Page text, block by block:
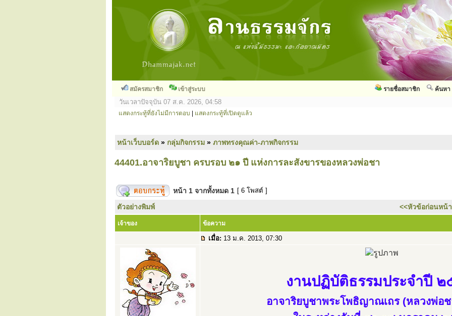
สมัครสมาชิก เข้าสู่ระบบ ค้นหา
รายชื่อสมาชิก
วันเวลาปัจจุบัน 07 ส.ค. 2026, 04:58
แสดงกระทู้ที่ยังไม่มีการตอบ แสดงกระทู้ที่เปิดดูแล้ว
หน้าเว็บบอร์ด » กลุ่มกิจกรรม » ภาพทรงคุณค่า-ภาพกิจกรรม
44401.อาจาริยบูชา ครบรอบ ๒๑ ปี แห่งการละสังขารของหลวงพ่อชา
หน้า 1 จากทั้งหมด 1 [ 6 โพสต์ ]
ตัวอย่างพิมพ์ <<หัวข้อก่อนหน้า
เจ้าของ ข้อความ
เมื่อ: 13 ม.ค. 2013, 07:30
งานปฏิบัติธรรมประจำปี
อาจาริยบูชาพระโพธิญาณเถร (หลวงพ่อ